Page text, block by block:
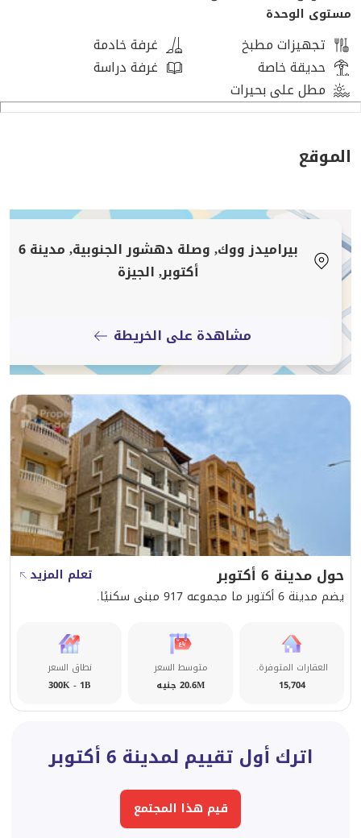
غرفة ناني بحمام خاص
تصميم داخلي أنيق مناسب للسكن العائلي الراقي
توزيع ذكي يفصل بين مناطق المعيشة والاستقبال
مميزات المشروع:
مساحات خضراء واسعة ولاندسكيب منظم
مجتمع سكني هادئ ومتجانس
فيو مميز يمنح خصوصية كاملة
نظام أمن وحراسة على مدار الساعة
يقع في التوسعات الشرقية بمدينة 6 أكتوبر، منطقة تشهد
نموًا عمرانيًا قويًا وسهولة وصول للمحاور الرئيسية والخدمات،
ما يعزز القيمة السكنية والاستثمارية للوحدة.
تفاصيل السعر ونظام السداد:
خصم مميز في حالة الدفع كاش
أنظمة سداد مرنة تناسب احتياجات مختلفة
للحجز أو معرفة جدول الأقساط كاملًا:
مستوى الوحدة
تجهيزات مطبخ
غرفة خادمة
حديقة خاصة
غرفة دراسة
مطل على بحيرات
الموقع
بيراميدز ووك, وصلة دهشور الجنوبية, مدينة 6
أكتوبر, الجيزة
مشاهدة على الخريطة
حول مدينة 6 أكتوبر
تعلم المزيد
يضم مدينة 6 أكتوبر ما مجموعه 917 مبنى سكنيًا.
العقارات المتوفرة.
15,704
متوسط السعر
20.6M جنيه
نطاق السعر
300K - 1B
اترك أول تقييم لمدينة 6 أكتوبر
قيم هذا المجتمع